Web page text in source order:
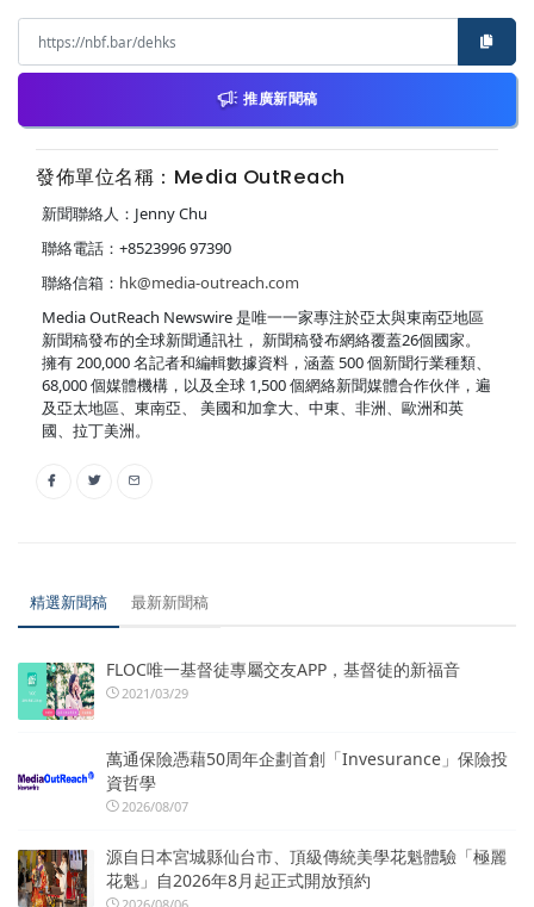
推廣新聞稿
發佈單位名稱：Media OutReach
新聞聯絡人：Jenny Chu
聯絡電話：+8523996 97390
聯絡信箱： hk@media-outreach.com
Media OutReach Newswire 是唯一一家專注於亞太與東南亞地區
新聞稿發布的全球新聞通訊社， 新聞稿發布網絡覆蓋26個國家。
擁有 200,000 名記者和編輯數據資料，涵蓋 500 個新聞行業種類、
68,000 個媒體機構，以及全球 1,500 個網絡新聞媒體合作伙伴，遍
及亞太地區、東南亞、 美國和加拿大、中東、非洲、歐洲和英
國、拉丁美洲。
精選新聞稿 最新新聞稿
FLOC唯一基督徒專屬交友APP，基督徒的新福音
2021/03/29
萬通保險憑藉50周年企劃首創「Invesurance」保險投
資哲學
2026/08/07
源自日本宮城縣仙台市、頂級傳統美學花魁體驗「極麗
花魁」自2026年8月起正式開放預約